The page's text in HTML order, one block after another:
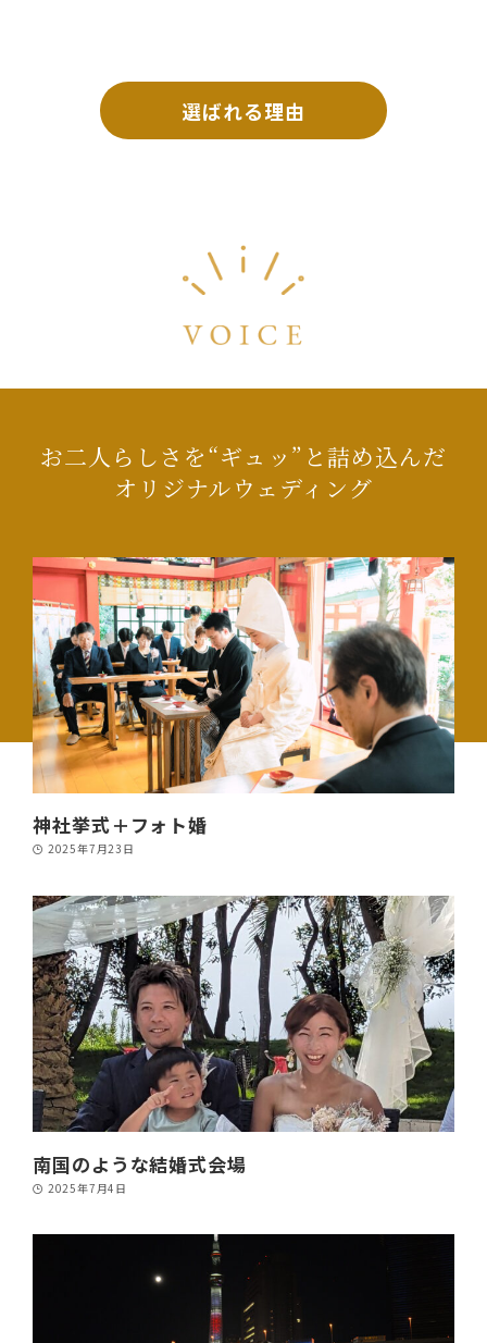
選ばれる理由
お二人らしさを“ギュッ”と詰め込んだ
オリジナルウェディング
神社挙式＋フォト婚
2025年7月23日
南国のような結婚式会場
2025年7月4日